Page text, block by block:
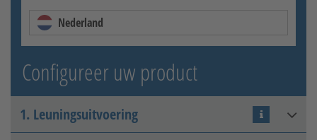
Nederland
Configureer uw product
1. Leuningsuitvoering